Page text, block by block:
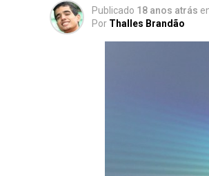
Publicado 18 anos atrás
Por Thalles Brandão